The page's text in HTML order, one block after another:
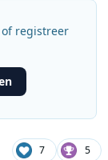
registreer
7 5